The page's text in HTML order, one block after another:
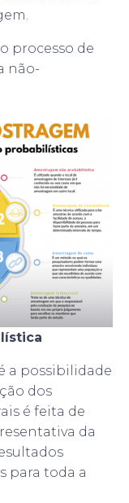
processo de
não-
a possibilidade
dos
é feita de
da
para toda a